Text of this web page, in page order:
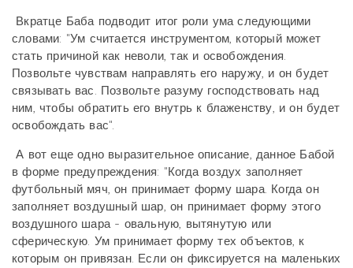
Вкратце Баба подводит итог роли ума следующими
словами: "Ум считается инструментом, который может
стать причиной как неволи, так и освобождения.
Позвольте чувствам направлять его наружу, и он будет
связывать вас. Позвольте разуму господствовать над
ним, чтобы обратить его внутрь к блаженству, и он будет
освобождать вас".
А вот еще одно выразительное описание, данное Бабой
в форме предупреждения: "Когда воздух заполняет
футбольный мяч, он принимает форму шара. Когда он
заполняет воздушный шар, он принимает форму этого
воздушного шара - овальную, вытянутую или
сферическую. Ум принимает форму тех объектов, к
которым он привязан. Если он фиксируется на маленьких